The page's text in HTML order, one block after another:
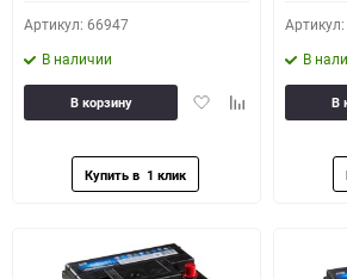
Артикул: 66947
В наличии
ДобавитьДобавить
В корзину
В
В